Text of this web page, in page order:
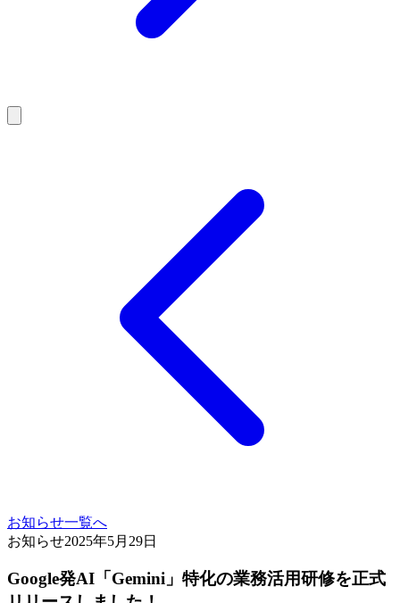
お知らせ一覧へ
お知らせ2025年5月29日
Google発AI​「Gemini」​特化の​業務活用研修を​正式